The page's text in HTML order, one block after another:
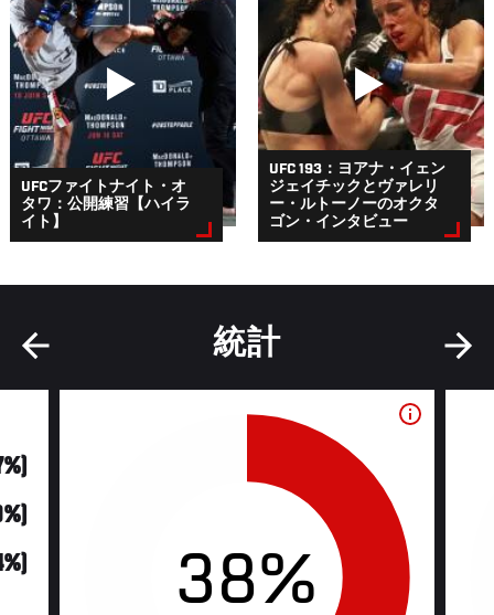
UFCファイトナイト・オ
タワ：公開練習【ハイラ
イト】
UFC 193：ヨアナ・イェン
ジェイチックとヴァレリ
ー・ルトーノーのオクタ
ゴン・インタビュー
統計
38%